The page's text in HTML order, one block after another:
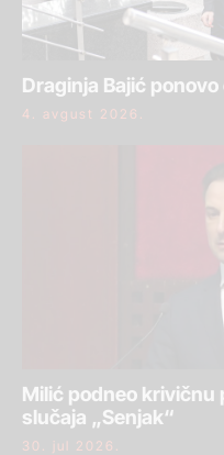
Draginja Bajić
4. avgust 2026.
Milić podneo krivičnu
slučaja „Senjak“
30. jul 2026.